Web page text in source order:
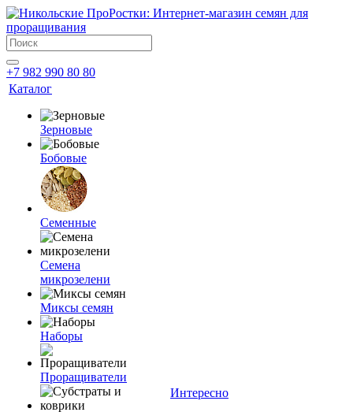
+7 982 990 80 80
Каталог
Зерновые
Бобовые
Семенные
Семена
микрозелени
Миксы семян
Наборы
Проращиватели
Интересно